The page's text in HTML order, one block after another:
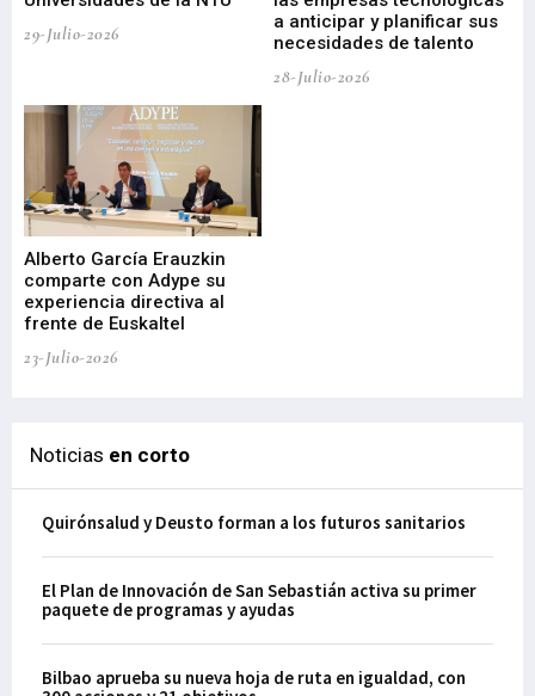
29-Julio-2026
a anticipar y planificar sus
necesidades de talento
28-Julio-2026
Alberto García Erauzkin
comparte con Adype su
experiencia directiva al
frente de Euskaltel
23-Julio-2026
Noticias en corto
Quirónsalud y Deusto forman a los futuros sanitarios
El Plan de Innovación de San Sebastián activa su primer
paquete de programas y ayudas
Bilbao aprueba su nueva hoja de ruta en igualdad, con